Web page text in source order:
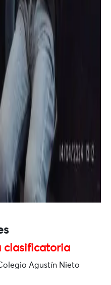
clasificatoria
Agustín Nieto